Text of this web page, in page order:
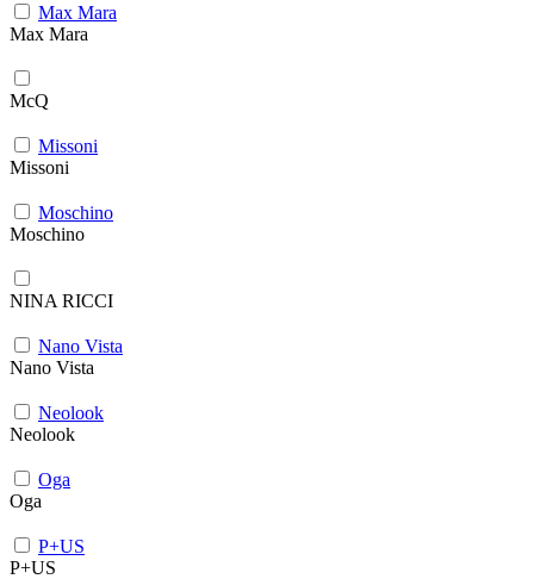
Max Mara
Max Mara
McQ
Missoni
Missoni
Moschino
Moschino
NINA RICCI
Nano Vista
Nano Vista
Neolook
Neolook
Oga
Oga
P+US
P+US